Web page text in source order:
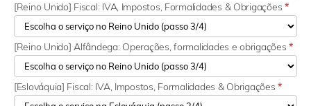
[Reino Unido] Fiscal: IVA, Impostos, Formalidades & Obrigações *
[Reino Unido] Alfândega: Operações, formalidades e obrigações*
[Eslováquia] Fiscal: IVA, Impostos, Formalidades & Obrigações*